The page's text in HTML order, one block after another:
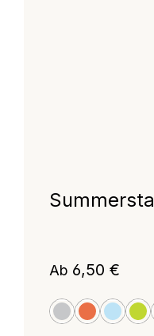
GrayOrange
Light
Regulärer Preis:
Ab 6,50 €